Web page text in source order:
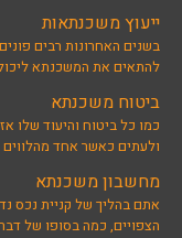
ייעוץ משכנתאות
בשנים האחרונות רבים
להתאים את המשכנתא
ביטוח משכנתא
כמו כל ביטוח והיעוד שלו
ולעתים כאשר אחד
מחשבון משכנתא
אתם בהליך של קניית נכס
הצפויים, כמה בסופו של